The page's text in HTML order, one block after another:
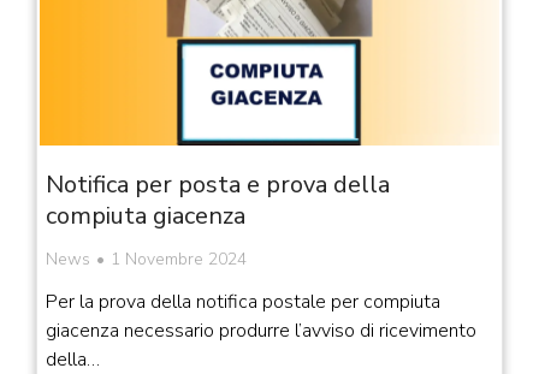
Notifica per posta e prova della
compiuta giacenza
News 1 Novembre 2024
Per la prova della notifica postale per compiuta
giacenza necessario produrre l’avviso di ricevimento
della…